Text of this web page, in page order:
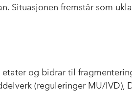
Situasjonen fremstår som
og bidrar til
(reguleringer MU/IVD),